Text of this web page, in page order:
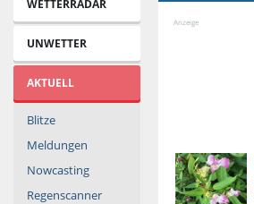
WETTERRADAR
UNWETTER
AKTUELL
Blitze
Meldungen
Nowcasting
Regenscanner
Anzeige